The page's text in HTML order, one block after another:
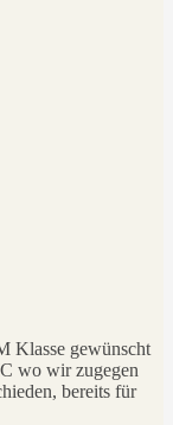
Klasse gewünscht
wo wir zugegen
bereits für